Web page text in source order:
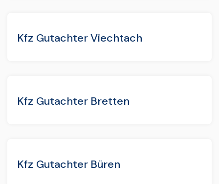
Kfz Gutachter Viechtach
Kfz Gutachter Bretten
Kfz Gutachter Büren